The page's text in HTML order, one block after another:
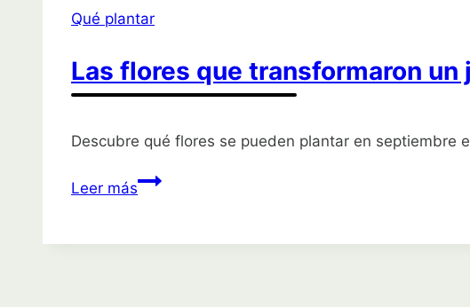
el
abril
alguien
Qué plantar
Las flores que transformaron
Descubre qué flores se pueden plantar en septiembre
Leer másLas